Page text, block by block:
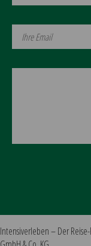
Intensiverleben – Der